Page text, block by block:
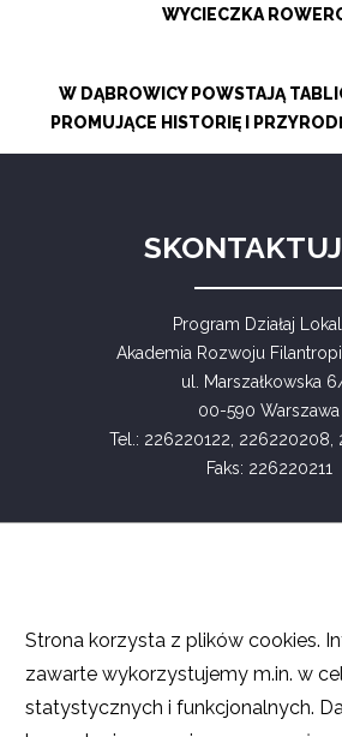
WYCIECZKA
W DĄBROWICY POWSTAJĄ
PROMUJĄCE HISTORIĘ I
Program Działaj
Akademia Rozwoju
ul. Marszałkowska
00-590 Warszawa
Tel.: 226220122, 226220208,
Faks: 226220211
COPYRIGHT
Akademia Rozwoju
2016
Projekt i realizacja
Strona korzysta z plików cookies.
zawarte wykorzystujemy m.in. w
statystycznych i funkcjonalnych.